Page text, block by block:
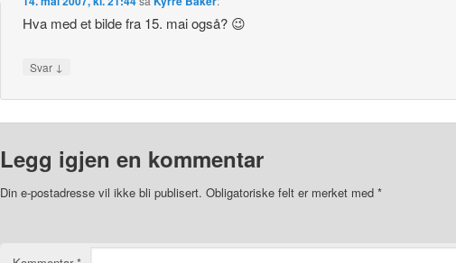
Hva med et bilde fra 15. mai også? 😉
Svar ↓
Legg igjen en kommentar
Din e-postadresse vil ikke bli publisert. Obligatoriske felt er merket med *